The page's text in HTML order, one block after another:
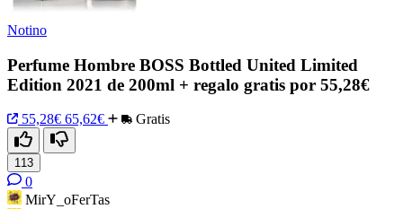
Notino
Perfume Hombre BOSS Bottled United Limited
Edition 2021 de 200ml + regalo gratis por 55,28€
55,28€ 65,62€ Gratis
113
0
MirY_oFerTas